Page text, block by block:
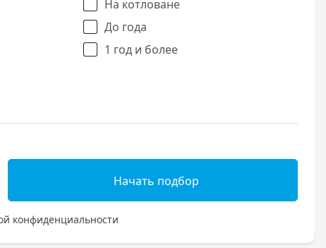
На котловане
До года
1 год и более
Начать подбор
конфиденциальности